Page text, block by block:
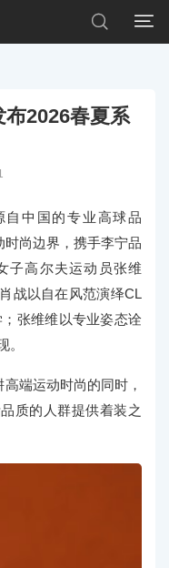


2026春夏系
自中国的专业高球品
尚边界，携手李宁品
子高尔夫运动员张维
战以自在风范演绎CL
张维维以专业姿态诠
。
端运动时尚的同时，
质的人群提供着装之